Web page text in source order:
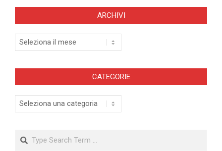
ARCHIVI
Archivi
CATEGORIE
Categorie
Search